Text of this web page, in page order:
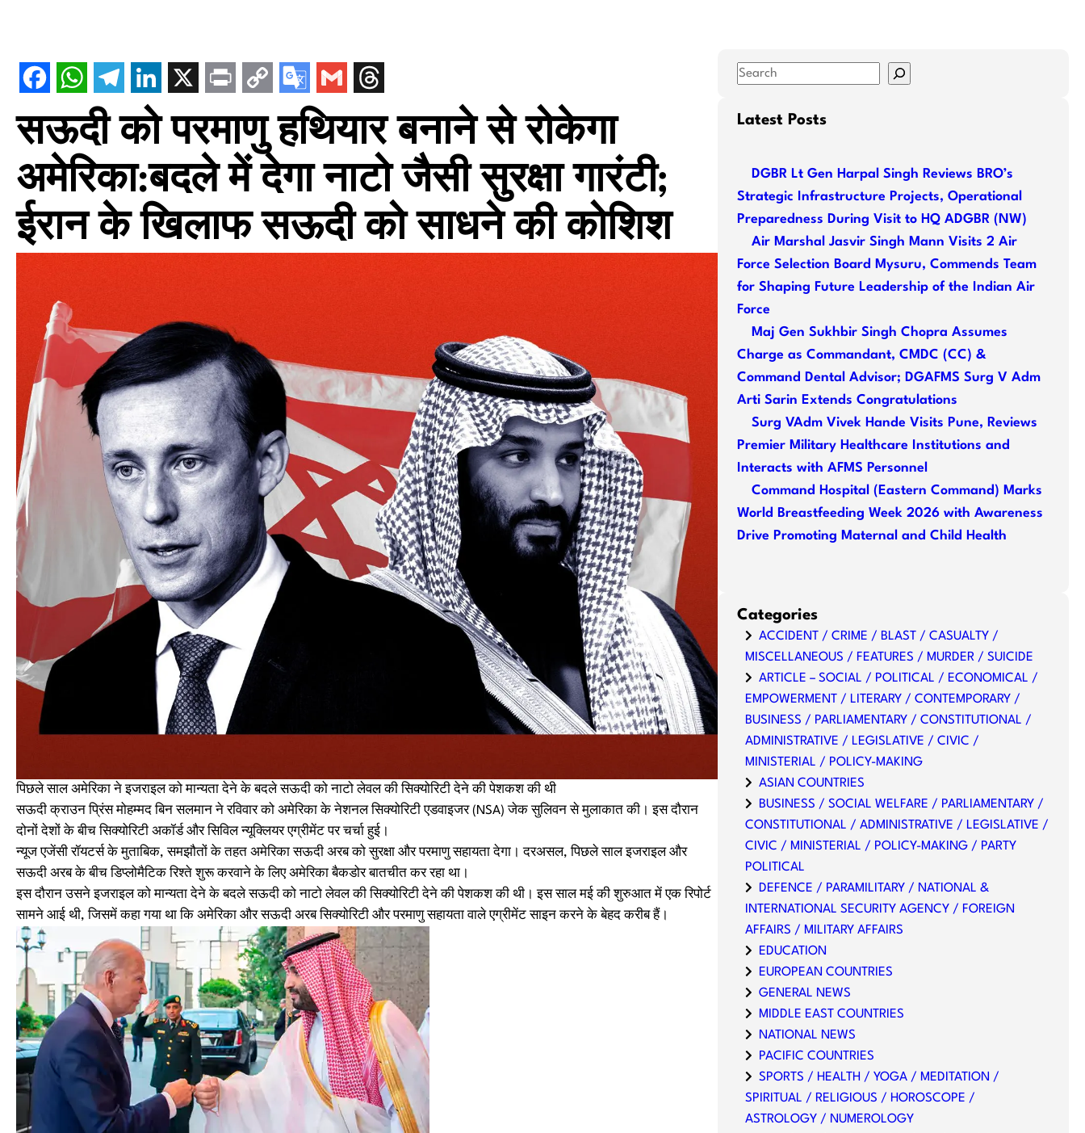
सऊदी को परमाणु हथियार बनाने से रोकेगा
अमेरिका:बदले में देगा नाटो जैसी सुरक्षा गारंटी;
ईरान के खिलाफ सऊदी को साधने की कोशिश
पिछले साल अमेरिका ने इजराइल को मान्यता देने के बदले सऊदी को नाटो लेवल की सिक्योरिटी देने की पेशकश की थी
सऊदी क्राउन प्रिंस मोहम्मद बिन सलमान ने रविवार को अमेरिका के नेशनल सिक्योरिटी एडवाइजर (NSA) जेक सुलिवन से मुलाकात की। इस दौरान
दोनों देशों के बीच सिक्योरिटी अकॉर्ड और सिविल न्यूक्लियर एग्रीमेंट पर चर्चा हुई।
न्यूज एजेंसी रॉयटर्स के मुताबिक, समझौतों के तहत अमेरिका सऊदी अरब को सुरक्षा और परमाणु सहायता देगा। दरअसल, पिछले साल इजराइल और
सऊदी अरब के बीच डिप्लोमैटिक रिश्ते शुरू करवाने के लिए अमेरिका बैकडोर बातचीत कर रहा था।
इस दौरान उसने इजराइल को मान्यता देने के बदले सऊदी को नाटो लेवल की सिक्योरिटी देने की पेशकश की थी। इस साल मई की शुरुआत में एक रिपोर्ट
सामने आई थी, जिसमें कहा गया था कि अमेरिका और सऊदी अरब सिक्योरिटी और परमाणु सहायता वाले एग्रीमेंट साइन करने के बेहद करीब हैं।
S
aLatest Posts
DGBR Lt Gen Harpal Singh Reviews BRO’s
Strategic Infrastructure Projects, Operational
Preparedness During Visit to HQ ADGBR (NW)
Air Marshal Jasvir Singh Mann Visits 2 Air
Force Selection Board Mysuru, Commends Team
for Shaping Future Leadership of the Indian Air
Force
Maj Gen Sukhbir Singh Chopra Assumes
Charge as Commandant, CMDC (CC) &
Command Dental Advisor; DGAFMS Surg V Adm
Arti Sarin Extends Congratulations
Surg VAdm Vivek Hande Visits Pune, Reviews
Premier Military Healthcare Institutions and
Interacts with AFMS Personnel
Command Hospital (Eastern Command) Marks
World Breastfeeding Week 2026 with Awareness
Drive Promoting Maternal and Child Health
Categories
ACCIDENT / CRIME / BLAST / CASUALTY /
MISCELLANEOUS / FEATURES / MURDER / SUICIDE
ARTICLE – SOCIAL / POLITICAL / ECONOMICAL /
EMPOWERMENT / LITERARY / CONTEMPORARY /
BUSINESS / PARLIAMENTARY / CONSTITUTIONAL /
ADMINISTRATIVE / LEGISLATIVE / CIVIC /
MINISTERIAL / POLICY-MAKING
ASIAN COUNTRIES
BUSINESS / SOCIAL WELFARE / PARLIAMENTARY /
CONSTITUTIONAL / ADMINISTRATIVE / LEGISLATIVE /
CIVIC / MINISTERIAL / POLICY-MAKING / PARTY
POLITICAL
DEFENCE / PARAMILITARY / NATIONAL &
INTERNATIONAL SECURITY AGENCY / FOREIGN
AFFAIRS / MILITARY AFFAIRS
EDUCATION
EUROPEAN COUNTRIES
GENERAL NEWS
MIDDLE EAST COUNTRIES
NATIONAL NEWS
PACIFIC COUNTRIES
SPORTS / HEALTH / YOGA / MEDITATION /
SPIRITUAL / RELIGIOUS / HOROSCOPE /
ASTROLOGY / NUMEROLOGY